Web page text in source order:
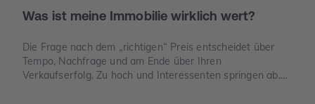
Was ist meine Immobilie wirklich wert?
Die Frage nach dem „richtigen“ Preis entscheidet über
Tempo, Nachfrage und am Ende über Ihren
Verkaufserfolg. Zu hoch und Interessenten springen ab.